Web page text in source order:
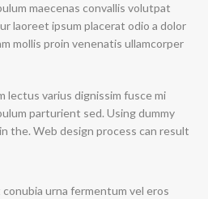
maecenas convallis volutpat
laoreet ipsum placerat odio a dolor
mollis proin venenatis ullamcorper
lectus varius dignissim fusce mi
parturient sed. Using dummy
the. Web design process can result
urna fermentum vel eros